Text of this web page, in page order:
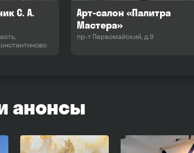
С. А.
Арт-салон «Палитра
Мастера»
пр-т Первомайский, д.9
анонсы